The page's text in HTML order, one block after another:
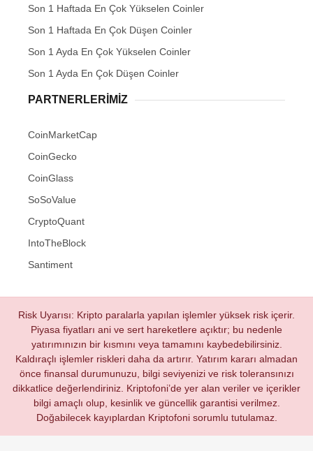
Son 1 Haftada En Çok Yükselen Coinler
Son 1 Haftada En Çok Düşen Coinler
Son 1 Ayda En Çok Yükselen Coinler
Son 1 Ayda En Çok Düşen Coinler
PARTNERLERIMIZ
CoinMarketCap
CoinGecko
CoinGlass
SoSoValue
CryptoQuant
IntoTheBlock
Santiment
Risk Uyarısı: Kripto paralarla yapılan işlemler yüksek risk içerir.
Piyasa fiyatları ani ve sert hareketlere açıktır; bu nedenle
yatırımınızın bir kısmını veya tamamını kaybedebilirsiniz.
Kaldıraçlı işlemler riskleri daha da artırır. Yatırım kararı almadan
önce finansal durumunuzu, bilgi seviyenizi ve risk toleransınızı
dikkatlice değerlendiriniz. Kriptofoni’de yer alan veriler ve içerikler
bilgi amaçlı olup, kesinlik ve güncellik garantisi verilmez.
Doğabilecek kayıplardan Kriptofoni sorumlu tutulamaz.